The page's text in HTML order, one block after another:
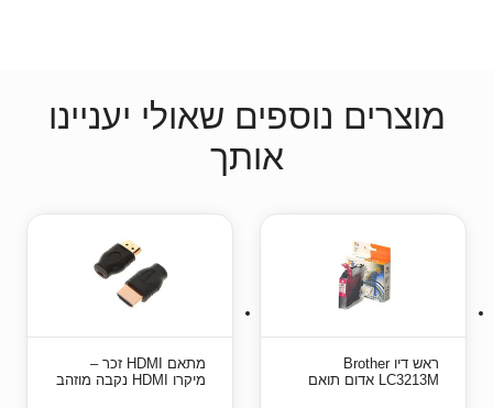
מוצרים נוספים שאולי יעניינו
אותך
ראש דיו Brother
LC3213M אדום תואם
מתאם HDMI זכר –
מיקרו HDMI נקבה מוזהב